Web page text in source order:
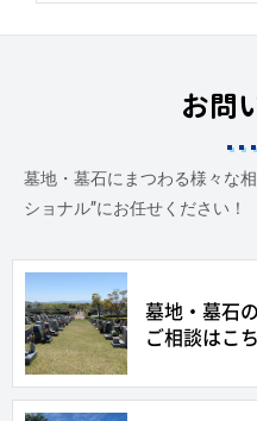
お問
墓地・墓石にまつわる様々な
ショナル”にお任せください！
墓地・墓石の
ご相談はこ